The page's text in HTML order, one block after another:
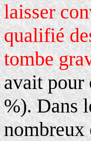
laisser
qualifié
tombe
avait pour
%). Dans
nombreux